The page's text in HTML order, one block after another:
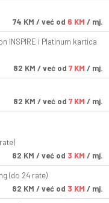
74 KM / već od 6 KM / mj.
INSPIRE i Platinum kartica
82 KM / već od 7 KM / mj.
82 KM / već od 7 KM / mj.
82 KM / već od 3 KM / mj.
(do 24 rate)
82 KM / već od 3 KM / mj.